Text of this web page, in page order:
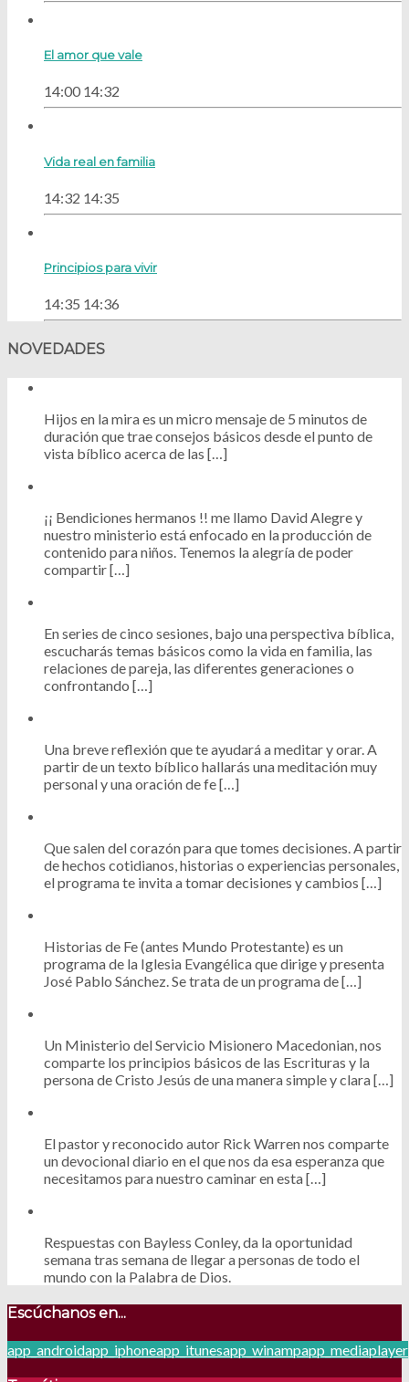
El amor que vale
14:00 14:32
Vida real en familia
14:32 14:35
Principios para vivir
14:35 14:36
NOVEDADES
Hijos en la mira es un micro mensaje de 5 minutos de
duración que trae consejos básicos desde el punto de
vista bíblico acerca de las […]
¡¡ Bendiciones hermanos !! me llamo David Alegre y
nuestro ministerio está enfocado en la producción de
contenido para niños. Tenemos la alegría de poder
compartir […]
En series de cinco sesiones, bajo una perspectiva bíblica,
escucharás temas básicos como la vida en familia, las
relaciones de pareja, las diferentes generaciones o
confrontando […]
Una breve reflexión que te ayudará a meditar y orar. A
partir de un texto bíblico hallarás una meditación muy
personal y una oración de fe […]
Que salen del corazón para que tomes decisiones. A partir
de hechos cotidianos, historias o experiencias personales,
el programa te invita a tomar decisiones y cambios […]
Historias de Fe (antes Mundo Protestante) es un
programa de la Iglesia Evangélica que dirige y presenta
José Pablo Sánchez. Se trata de un programa de […]
Un Ministerio del Servicio Misionero Macedonian, nos
comparte los principios básicos de las Escrituras y la
persona de Cristo Jesús de una manera simple y clara […]
El pastor y reconocido autor Rick Warren nos comparte
un devocional diario en el que nos da esa esperanza que
necesitamos para nuestro caminar en esta […]
Respuestas con Bayless Conley, da la oportunidad
semana tras semana de llegar a personas de todo el
mundo con la Palabra de Dios.
Escúchanos en...
app_androidapp_iphoneapp_itunesapp_winampapp_mediaplayer